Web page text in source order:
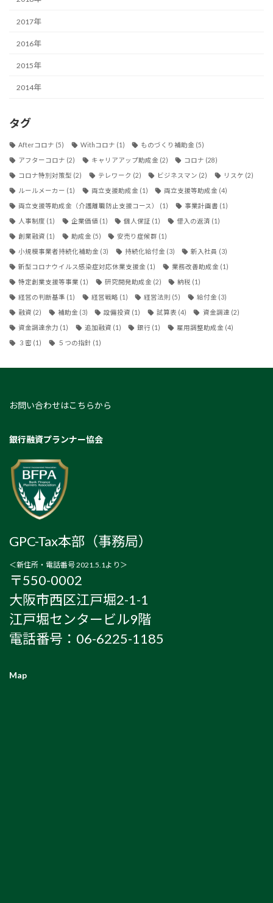
2017年
2016年
2015年
2014年
タグ
Afterコロナ (5) Withコロナ (1) ものづくり補助金 (5)
アフターコロナ (2) キャリアアップ助成金 (2) コロナ (28)
コロナ特別対策型 (2) テレワーク (2) ビジネスマン (2) リスケ (2)
ルールメーカー (1) 両立支援助成金 (1) 両立支援等助成金 (4)
両立支援等助成金（介護離職防止支援コース） (1) 事業計画書 (1)
人事制度 (1) 企業価値(1) 個人保証 (1) 借入の返済 (1)
創業融資 (1) 助成金 (5) 安売り症候群 (1)
小規模事業者持続化補助金 (3) 持続化給付金 (3) 新入社員 (3)
新型コロナウイルス感染症対応休業支援金 (1) 業務改善助成金 (1)
特定創業支援等事業 (1) 研究開発助成金 (2) 納税 (1)
経営の判断基準 (1) 経営戦略 (1) 経営法則 (5) 給付金 (3)
融資 (2) 補助金 (3) 設備投資 (1) 試算表 (4) 資金調達 (2)
資金調達余力 (1) 追加融資 (1) 銀行 (1) 雇用調整助成金 (4)
３密 (1) ５つの指針 (1)
お問い合わせはこちらから
銀行融資プランナー協会
GPC-Tax本部（事務局）
＜新住所・電話番号 2021.5.1より＞
〒550-0002
大阪市西区江戸堀2-1-1
江戸堀センタービル9階
電話番号：06-6225-1185
Map